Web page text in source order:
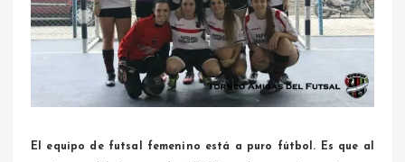
El equipo de futsal femenino está a puro fútbol. Es que al